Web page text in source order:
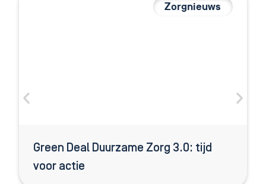
Zorgnieuws
Green Deal Duurzame Zorg 3.0: tijd
voor actie